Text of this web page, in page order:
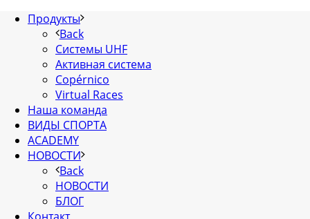
Продукты
Back
Системы UHF
Активная система
Copérnico
Virtual Races
Наша команда
ВИДЫ СПОРТА
ACADEMY
НОВОСТИ
Back
НОВОСТИ
БЛОГ